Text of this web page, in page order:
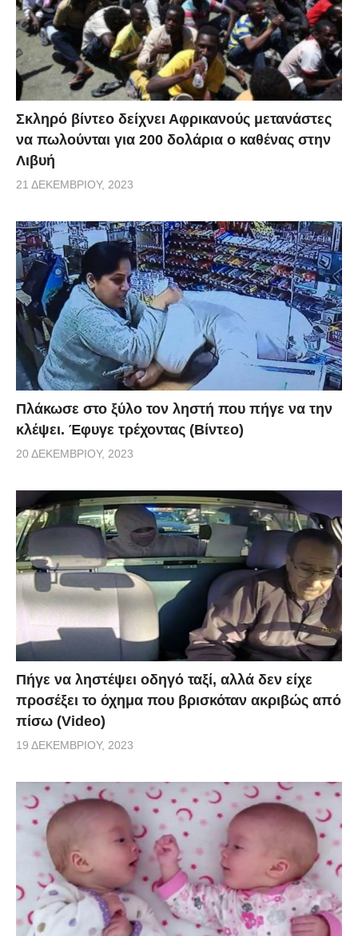
Σκληρό βίντεο δείχνει Αφρικανούς μετανάστες
να πωλούνται για 200 δολάρια ο καθένας στην
Λιβυή
21 ΔΕΚΕΜΒΡΊΟΥ, 2023
Πλάκωσε στο ξύλο τον ληστή που πήγε να την
κλέψει. Έφυγε τρέχοντας (Βίντεο)
20 ΔΕΚΕΜΒΡΊΟΥ, 2023
Πήγε να ληστέψει οδηγό ταξί, αλλά δεν είχε
προσέξει το όχημα που βρισκόταν ακριβώς από
πίσω (Video)
19 ΔΕΚΕΜΒΡΊΟΥ, 2023